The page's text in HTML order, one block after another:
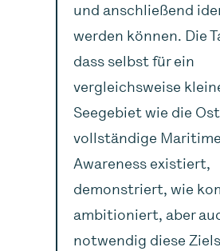
und anschließend
werden können. Die
dass selbst für ein
vergleichsweise
Seegebiet wie die
vollständige
Awareness existiert,
demonstriert, wie
ambitioniert, aber
notwendig diese